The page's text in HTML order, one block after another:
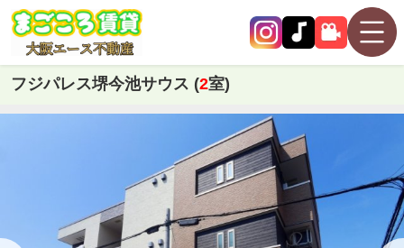
フジパレス堺今池サウス (2室)